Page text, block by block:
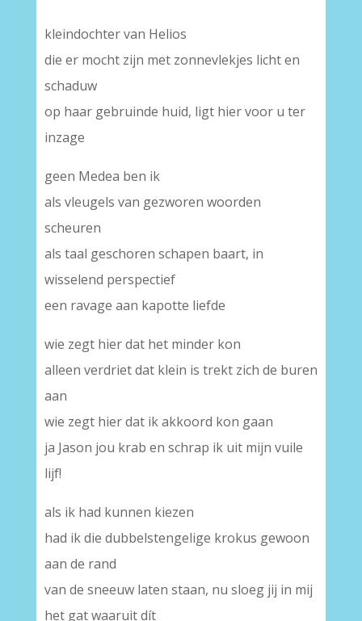
kleindochter van Helios
die er mocht zijn met zonnevlekjes licht en
schaduw
op haar gebruinde huid, ligt hier voor u ter
inzage
geen Medea ben ik
als vleugels van gezworen woorden
scheuren
als taal geschoren schapen baart, in
wisselend perspectief
een ravage aan kapotte liefde
wie zegt hier dat het minder kon
alleen verdriet dat klein is trekt zich de buren
aan
wie zegt hier dat ik akkoord kon gaan
ja Jason jou krab en schrap ik uit mijn vuile
lijf!
als ik had kunnen kiezen
had ik die dubbelstengelige krokus gewoon
aan de rand
van de sneeuw laten staan, nu sloeg jij in mij
het gat waaruit dít